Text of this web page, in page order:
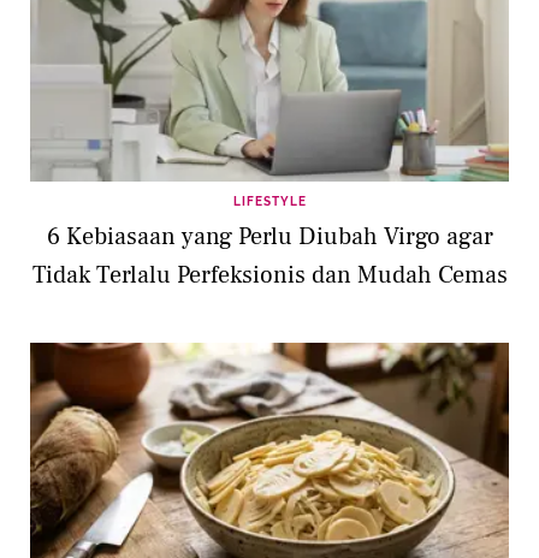
LIFESTYLE
6 Kebiasaan yang Perlu Diubah Virgo agar
Tidak Terlalu Perfeksionis dan Mudah Cemas